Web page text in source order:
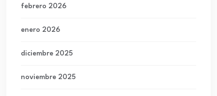
febrero 2026
enero 2026
diciembre 2025
noviembre 2025